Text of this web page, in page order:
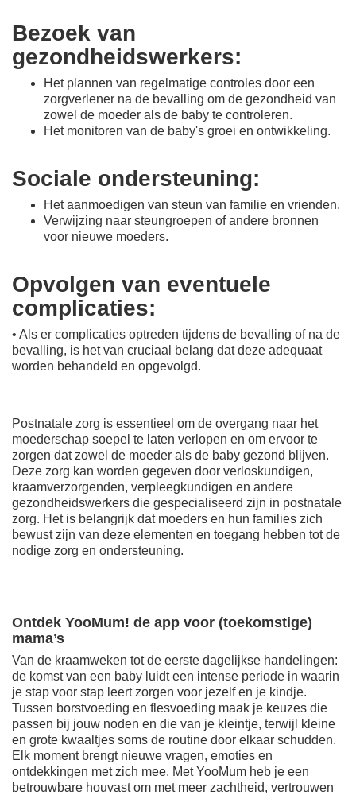
Bezoek van
gezondheidswerkers:
Het plannen van regelmatige controles door een
zorgverlener na de bevalling om de gezondheid van
zowel de moeder als de baby te controleren.
Het monitoren van de baby's groei en ontwikkeling.
Sociale ondersteuning:
Het aanmoedigen van steun van familie en vrienden.
Verwijzing naar steungroepen of andere bronnen
voor nieuwe moeders.
Opvolgen van eventuele
complicaties:
• Als er complicaties optreden tijdens de bevalling of na de
bevalling, is het van cruciaal belang dat deze adequaat
worden behandeld en opgevolgd.
Postnatale zorg is essentieel om de overgang naar het
moederschap soepel te laten verlopen en om ervoor te
zorgen dat zowel de moeder als de baby gezond blijven.
Deze zorg kan worden gegeven door verloskundigen,
kraamverzorgenden, verpleegkundigen en andere
gezondheidswerkers die gespecialiseerd zijn in postnatale
zorg. Het is belangrijk dat moeders en hun families zich
bewust zijn van deze elementen en toegang hebben tot de
nodige zorg en ondersteuning.
Ontdek YooMum! de app voor (toekomstige)
mama’s
Van de kraamweken tot de eerste dagelijkse handelingen:
de komst van een baby luidt een intense periode in waarin
je stap voor stap leert zorgen voor jezelf en je kindje.
Tussen borstvoeding en flesvoeding maak je keuzes die
passen bij jouw noden en die van je kleintje, terwijl kleine
en grote kwaaltjes soms de routine door elkaar schudden.
Elk moment brengt nieuwe vragen, emoties en
ontdekkingen met zich mee. Met YooMum heb je een
betrouwbare houvast om met meer zachtheid, vertrouwen